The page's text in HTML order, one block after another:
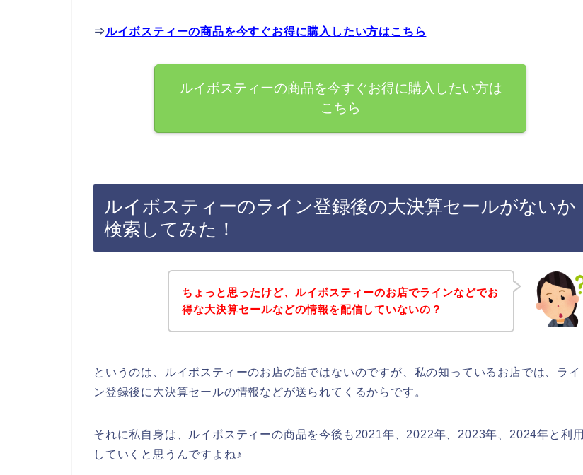
⇒ルイボスティーの商品を今すぐお得に購入したい方はこちら
ルイボスティーの商品を今すぐお得に購入したい方は
こちら
ルイボスティーのライン登録後の大決算セールがないか
検索してみた！
ちょっと思ったけど、ルイボスティーのお店でラインなどでお
得な大決算セールなどの情報を配信していないの？
というのは、ルイボスティーのお店の話ではないのですが、私の知っているお店では、ライ
ン登録後に大決算セールの情報などが送られてくるからです。
それに私自身は、ルイボスティーの商品を今後も2021年、2022年、2023年、2024年と利用
していくと思うんですよね♪